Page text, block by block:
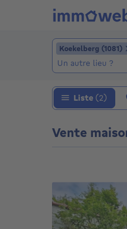
Localité
Koekelberg (1081)
Koekelberg (1081)
Ajouter un lieu
Liste (2)
Vente